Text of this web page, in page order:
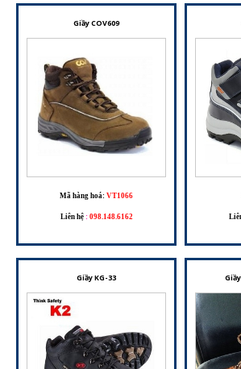
Giầy COV609
Mã hàng hoá: VT1066
Liên hệ : 098.148.6162
Giầy KG-33